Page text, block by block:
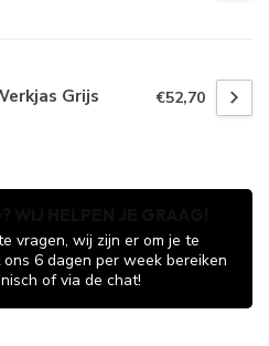
Grijs €52,70
vragen, wij zijn er om je te
ons 6 dagen per week bereiken
of via de chat!